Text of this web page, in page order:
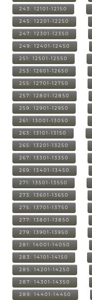
243: 12101-12150
245: 12201-12250
247: 12301-12350
249: 12401-12450
251: 12501-12550
253: 12601-12650
255: 12701-12750
257: 12801-12850
259: 12901-12950
261: 13001-13050
263: 13101-13150
265: 13201-13250
267: 13301-13350
269: 13401-13450
271: 13501-13550
273: 13601-13650
275: 13701-13750
277: 13801-13850
279: 13901-13950
281: 14001-14050
283: 14101-14150
285: 14201-14250
287: 14301-14350
289: 14401-14450